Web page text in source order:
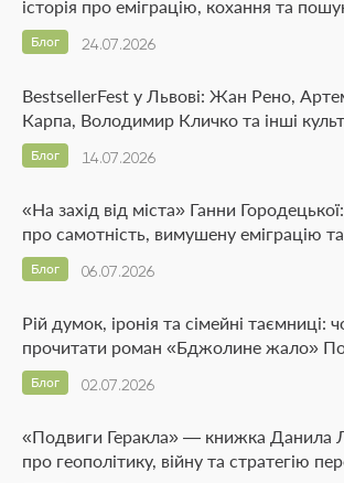
історія про еміграцію, кохання та
24.07.2026
Блог
BestsellerFest у Львові: Жан Рено,
Карпа, Володимир Кличко та інші
14.07.2026
Блог
«На захід від міста» Ганни
про самотність, вимушену еміграцію
06.07.2026
Блог
Рій думок, іронія та сімейні таємниці:
прочитати роман «Бджолине жало»
02.07.2026
Блог
«Подвиги Геракла» — книжка Данила
про геополітику, війну та стратегію